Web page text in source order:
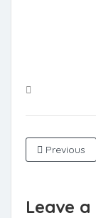
Previous
Leave